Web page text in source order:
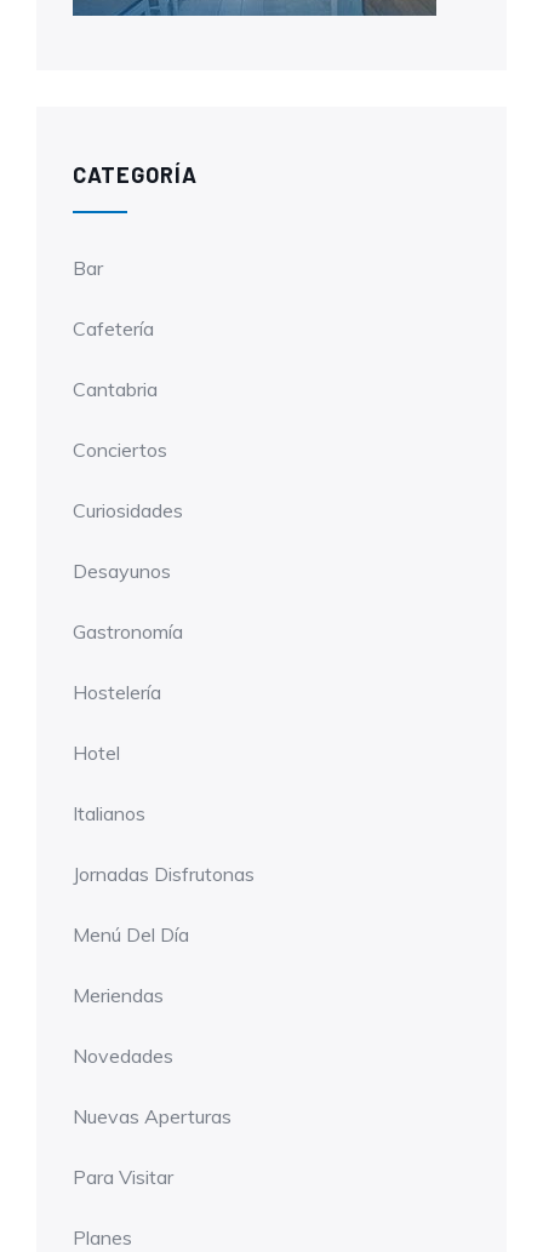
CATEGORÍA
Bar
Cafetería
Cantabria
Conciertos
Curiosidades
Desayunos
Gastronomía
Hostelería
Hotel
Italianos
Jornadas Disfrutonas
Menú Del Día
Meriendas
Novedades
Nuevas Aperturas
Para Visitar
Planes